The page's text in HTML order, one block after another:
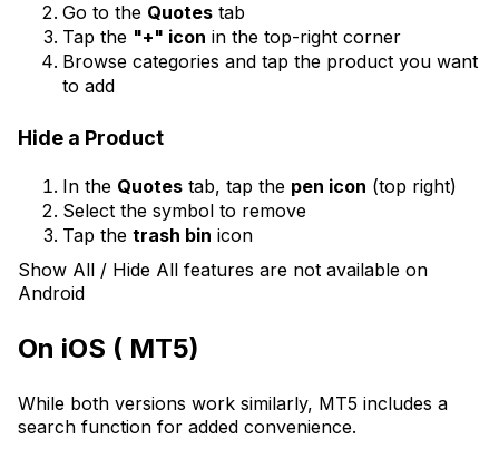
Go to the Quotes tab
Tap the "+" icon in the top-right corner
Browse categories and tap the product you want
to add
Hide a Product
In the Quotes tab, tap the pen icon (top right)
Select the symbol to remove
Tap the trash bin icon
Show All / Hide All features are not available on
Android
On iOS ( MT5)
While both versions work similarly, MT5 includes a
search function for added convenience.